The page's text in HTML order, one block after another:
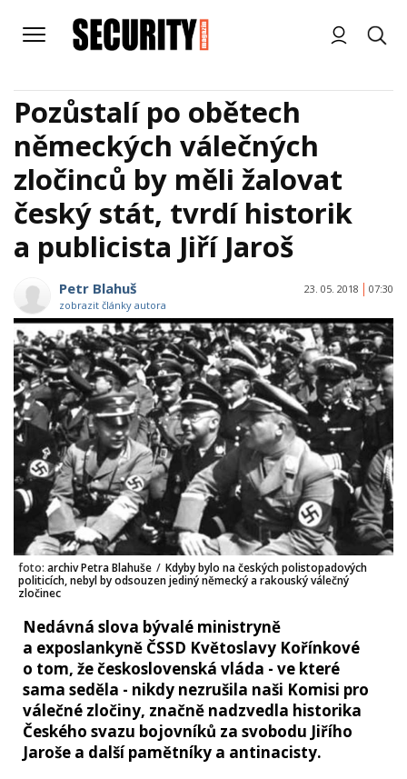
Pozůstalí po obětech
německých válečných
zločinců by měli žalovat
český stát, tvrdí historik
a publicista Jiří Jaroš
Petr Blahuš
zobrazit články autora
23. 05. 2018 07:30
foto: archiv Petra Blahuše / Kdyby bylo na českých polistopadových
politicích, nebyl by odsouzen jediný německý a rakouský válečný
zločinec
Nedávná slova bývalé ministryně
a exposlankyně ČSSD Květoslavy Kořínkové
o tom, že československá vláda - ve které
sama seděla - nikdy nezrušila naši Komisi pro
válečné zločiny, značně nadzvedla historika
Českého svazu bojovníků za svobodu Jiřího
Jaroše a další pamětníky a antinacisty.